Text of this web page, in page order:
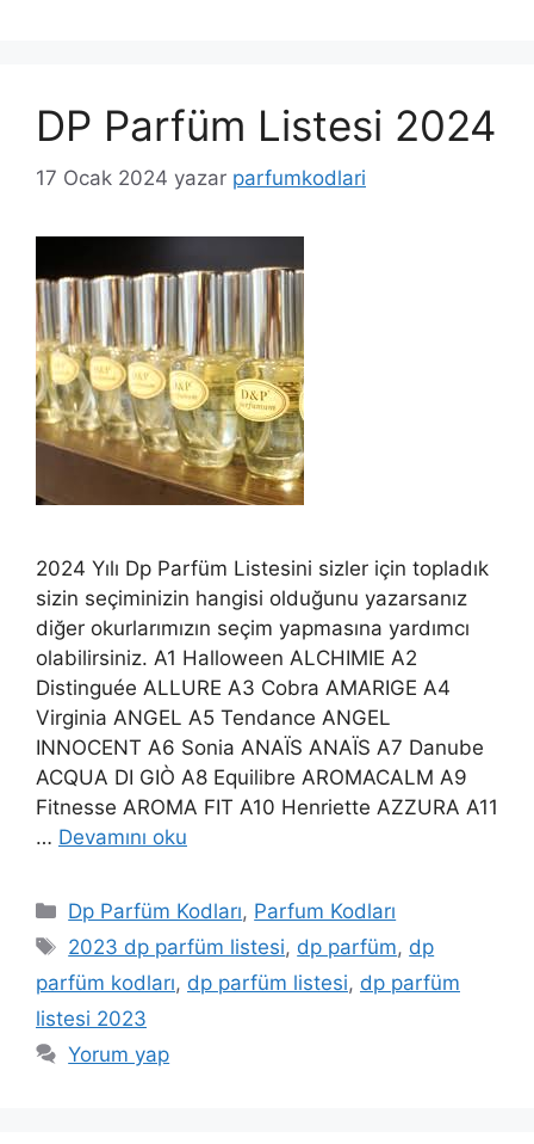
DP Parfüm Listesi 2024
17 Ocak 2024 yazar parfumkodlari
2024 Yılı Dp Parfüm Listesini sizler için topladık
sizin seçiminizin hangisi olduğunu yazarsanız
diğer okurlarımızın seçim yapmasına yardımcı
olabilirsiniz. A1 Halloween ALCHIMIE A2
Distinguée ALLURE A3 Cobra AMARIGE A4
Virginia ANGEL A5 Tendance ANGEL
INNOCENT A6 Sonia ANAÏS ANAÏS A7 Danube
ACQUA DI GIÒ A8 Equilibre AROMACALM A9
Fitnesse AROMA FIT A10 Henriette AZZURA A11
… Devamını oku
Kategoriler
Dp Parfüm Kodları, Parfum Kodları
Etiketler
2023 dp parfüm listesi, dp parfüm, dp
parfüm kodları, dp parfüm listesi, dp parfüm
listesi 2023
Yorum yap